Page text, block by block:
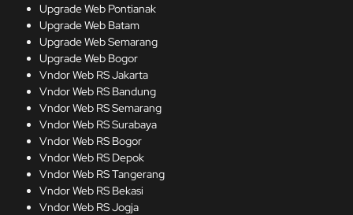
Upgrade Web Pontianak
Upgrade Web Batam
Upgrade Web Semarang
Upgrade Web Bogor
Vndor Web RS Jakarta
Vndor Web RS Bandung
Vndor Web RS Semarang
Vndor Web RS Surabaya
Vndor Web RS Bogor
Vndor Web RS Depok
Vndor Web RS Tangerang
Vndor Web RS Bekasi
Vndor Web RS Jogja